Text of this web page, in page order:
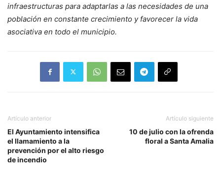
infraestructuras para adaptarlas a las necesidades de una
población en constante crecimiento y favorecer la vida
asociativa en todo el municipio.
Artículo anterior
El Ayuntamiento intensifica
el llamamiento a la
prevención por el alto riesgo
de incendio
Artículo siguiente
10 de julio con la ofrenda
floral a Santa Amalia